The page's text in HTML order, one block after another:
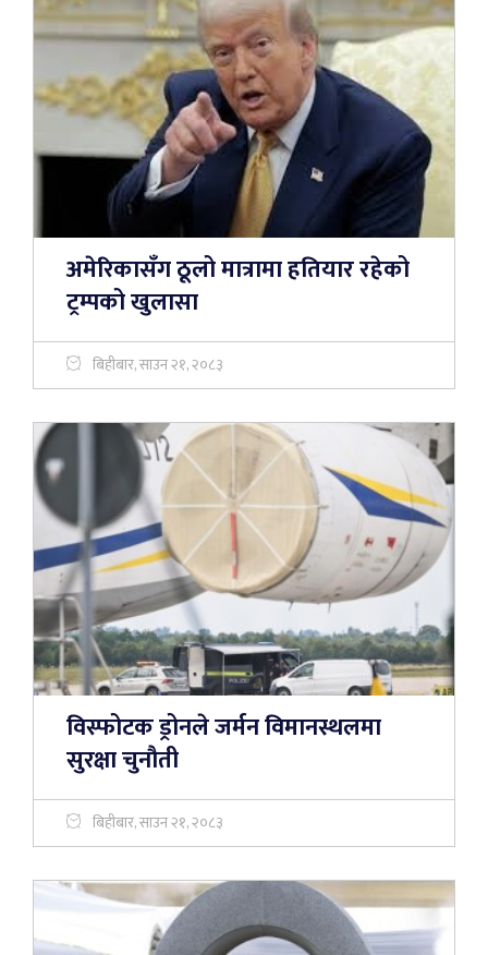
अमेरिकासँग ठूलो मात्रामा हतियार रहेको
ट्रम्पको खुलासा
बिहीबार, साउन २१, २०८३
विस्फोटक ड्रोनले जर्मन विमानस्थलमा
सुरक्षा चुनौती
बिहीबार, साउन २१, २०८३